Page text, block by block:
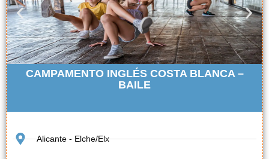
CAMPAMENTO INGLÉS COSTA BLANCA –
BAILE
Alicante - Elche/Elx